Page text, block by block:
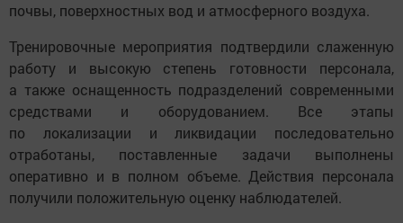
почвы, поверхностных вод и атмосферного воздуха.
Тренировочные мероприятия подтвердили слаженную
работу и высокую степень готовности персонала,
а также оснащенность подразделений современными
средствами и оборудованием. Все этапы
по локализации и ликвидации последовательно
отработаны, поставленные задачи выполнены
оперативно и в полном объеме. Действия персонала
получили положительную оценку наблюдателей.